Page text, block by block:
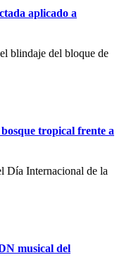
aplicado a
blindaje del bloque de
tropical frente a
Día Internacional de la
musical del